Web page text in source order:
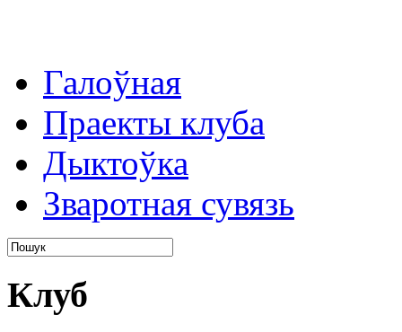
Галоўная
Праекты клуба
Дыктоўка
Зваротная сувязь
Клуб